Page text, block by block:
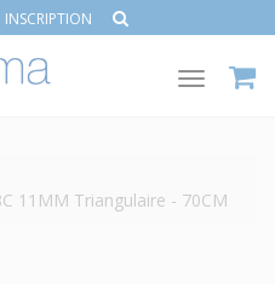
INSCRIPTION
Toggle
11MM Triangulaire - 70CM